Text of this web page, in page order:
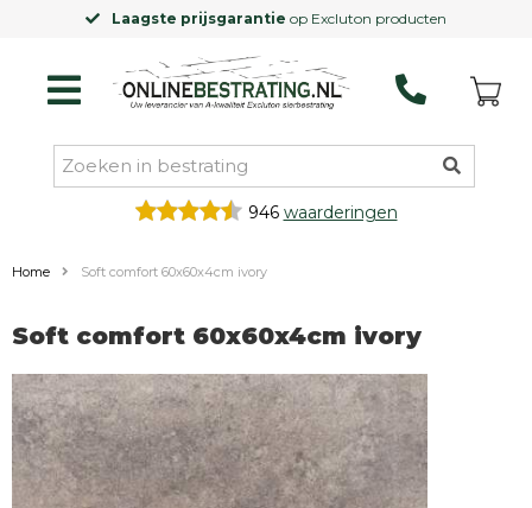
Laagste prijsgarantie op Excluton producten
946 waarderingen
Home Soft comfort 60x60x4cm ivory
Soft comfort 60x60x4cm ivory